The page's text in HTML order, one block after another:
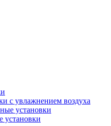
с увлажнением воздуха
установки
установки